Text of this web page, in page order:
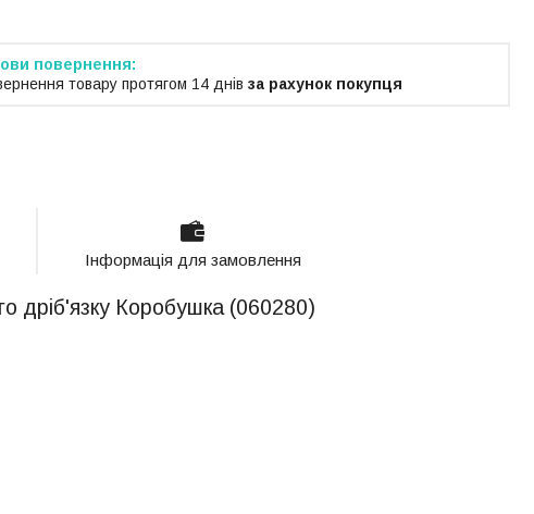
товару протягом 14 днів за рахунок покупця
Інформація для замовлення
дріб'язку Коробушка (060280)